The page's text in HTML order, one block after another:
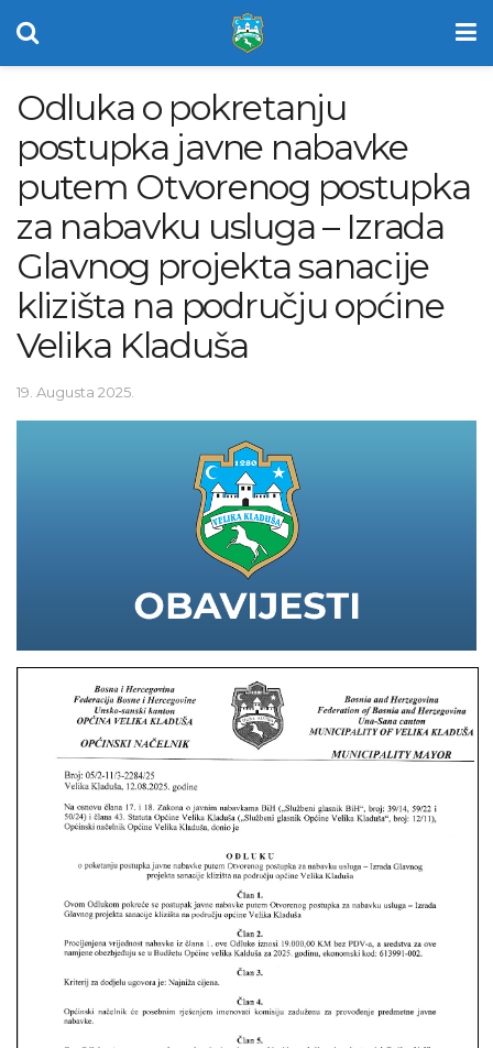
Odluka o pokretanju
postupka javne nabavke
putem Otvorenog postupka
za nabavku usluga – Izrada
Glavnog projekta sanacije
klizišta na području općine
Velika Kladuša
19. Augusta 2025.